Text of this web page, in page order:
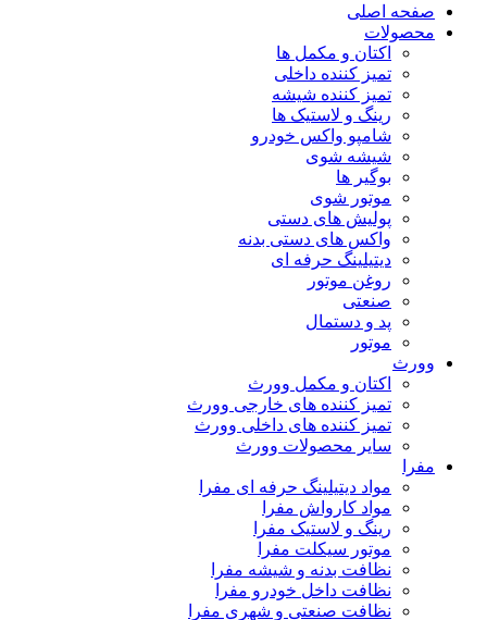
صفحه اصلی
محصولات
اکتان و مکمل ها
تمیز کننده داخلی
تمیز کننده شیشه
رینگ و لاستیک ها
شامپو واکس خودرو
شیشه شوی
بوگیر ها
موتور شوی
پولیش های دستی
واکس های دستی بدنه
دیتیلینگ حرفه ای
روغن موتور
صنعتی
پد و دستمال
موتور
وورث
اکتان و مکمل وورث
تمیز کننده های خارجی وورث
تمیز کننده های داخلی وورث
سایر محصولات وورث
مفرا
مواد دیتیلینگ حرفه ای مفرا
مواد کارواش مفرا
رینگ و لاستیک مفرا
موتور سیکلت مفرا
نظافت بدنه و شیشه مفرا
نظافت داخل خودرو مفرا
نظافت صنعتی و شهری مفرا